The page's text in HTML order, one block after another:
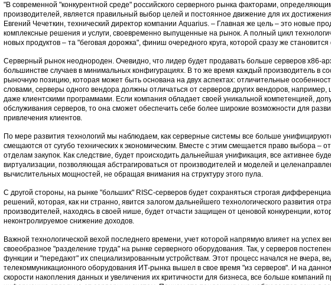
"В современной "конкурентной среде" российского серверного рынка факторами,
производителей, является правильный выбор целей и постоянное движение для их
Евгений Чечеткин, технический директор компании Aquarius. – Главная же цель – это новые
комплексные решения и услуги, своевременно выпущенные на рынок. А полный цикл
новых продуктов – та "беговая дорожка", финиш очередного круга, которой сразу же становится
Серверный рынок неоднороден. Очевидно, что лидер будет продавать больше серверов х86-
большинстве случаев в минимальных конфигурациях. В то же время каждый производитель в
рыночную позицию, которая может быть основана на двух аспектах: отличительные
словами, серверы одного вендора должны отличаться от серверов других вендоров,
даже клиентскими программами. Если компания обладает своей уникальной компетенцией,
обслуживания серверов, то она сможет обеспечить себе более широкие возможности для
привлечения клиентов.
По мере развития технологий мы наблюдаем, как серверные системы все больше
смещаются от сугубо технических к экономическим. Вместе с этим смещается право выбора –
отделам закупок. Как следствие, будет происходить дальнейшая унификация, все активнее
виртуализации, позволяющая абстрагироваться от производителей и моделей и
вычислительных мощностей, не обращая внимания на структуру этого пула.
С другой стороны, на рынке "больших" RISC-серверов будет сохраняться строгая
решений, которая, как ни странно, явится залогом дальнейшего технологического развития
производителей, находясь в своей нише, будет отчасти защищен от ценовой конкуренции,
неконтролируемое снижение доходов.
Важной технологической вехой последнего времени, учет которой напрямую влияет на успех
своеобразное "разделение труда" на рынке серверного оборудования. Так, у серверов
функции и "передают" их специализированным устройствам. Этот процесс начался не вчера,
телекоммуникационного оборудования ИТ-рынка вышел в свое время "из серверов". И на
скорости накопления данных и увеличения их критичности для бизнеса, все больше компаний